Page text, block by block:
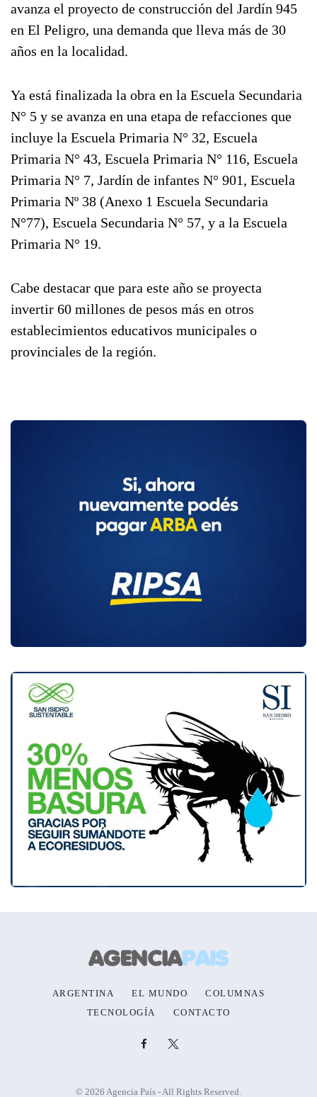
avanza el proyecto de construcción del Jardín 945
en El Peligro, una demanda que lleva más de 30
años en la localidad.
Ya está finalizada la obra en la Escuela Secundaria
N° 5 y se avanza en una etapa de refacciones que
incluye la Escuela Primaria N° 32, Escuela
Primaria N° 43, Escuela Primaria N° 116, Escuela
Primaria N° 7, Jardín de infantes N° 901, Escuela
Primaria Nº 38 (Anexo 1 Escuela Secundaria
N°77), Escuela Secundaria N° 57, y a la Escuela
Primaria N° 19.
Cabe destacar que para este año se proyecta
invertir 60 millones de pesos más en otros
establecimientos educativos municipales o
provinciales de la región.
ARGENTINA EL MUNDO
COLUMNAS
TECNOLOGÍA
CONTACTO
© 2026 Agencia País - All Rights Reserved.